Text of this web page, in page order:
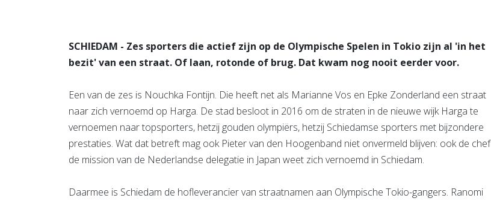
SCHIEDAM - Zes sporters die actief zijn op de Olympische Spelen in Tokio zijn al 'in het
bezit' van een straat. Of laan, rotonde of brug. Dat kwam nog nooit eerder voor.
Een van de zes is Nouchka Fontijn. Die heeft net als Marianne Vos en Epke Zonderland een straat
naar zich vernoemd op Harga. De stad besloot in 2016 om de straten in de nieuwe wijk Harga te
vernoemen naar topsporters, hetzij gouden olympiërs, hetzij Schiedamse sporters met bijzondere
prestaties. Wat dat betreft mag ook Pieter van den Hoogenband niet onvermeld blijven: ook de chef
de mission van de Nederlandse delegatie in Japan weet zich vernoemd in Schiedam.
Daarmee is Schiedam de hofleverancier van straatnamen aan Olympische Tokio-gangers. Ranomi